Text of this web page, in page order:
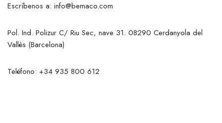
Escríbenos a: info@bemaco.com
Pol. Ind. Polizur C/ Riu Sec, nave 31. 08290 Cerdanyola del
Vallès (Barcelona)
Teléfono: +34 935 800 612